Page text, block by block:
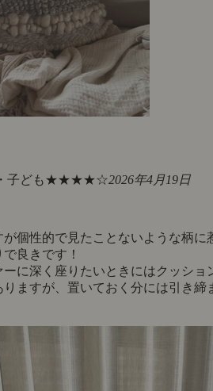
ども★★★★☆2026年4月19日
個性的で見たことないような柄に
良きです！
に深く座りたいときにはクッショ
ますが、置いておく分には引き締